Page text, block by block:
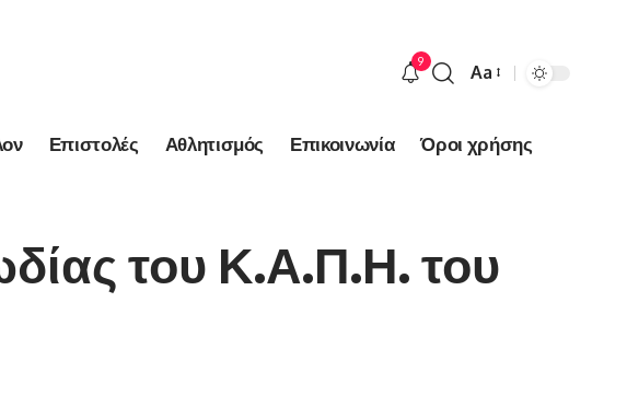
9
Font
Aa
Επιστολές Αθλητισμός Επικοινωνία Όροι χρήσης
του Κ.Α.Π.Η. του